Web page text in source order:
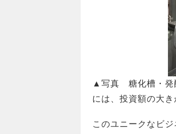
▲写真 糖化槽・発
には、投資額の大
このユニークなビ